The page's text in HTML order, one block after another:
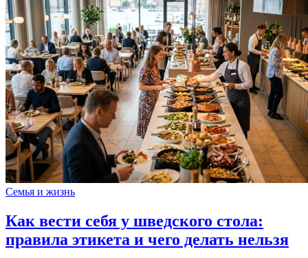
Семья и жизнь
Как вести себя у шведского стола:
правила этикета и чего делать нельзя